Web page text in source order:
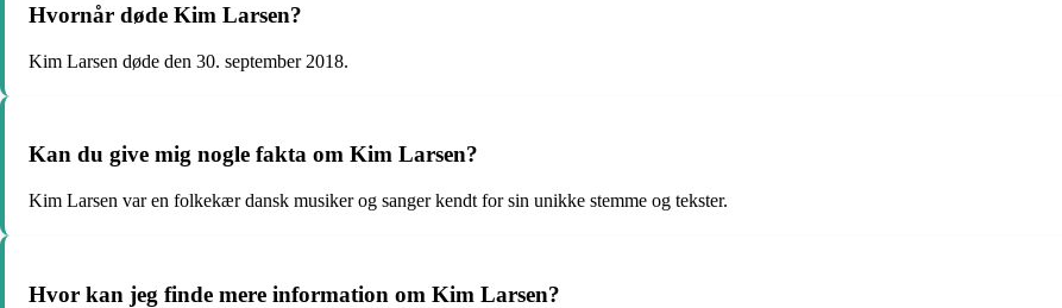
Hvornår døde Kim Larsen?
Kim Larsen døde den 30. september 2018.
Kan du give mig nogle fakta om Kim Larsen?
Kim Larsen var en folkekær dansk musiker og sanger kendt for sin unikke stemme og tekster.
Hvor kan jeg finde mere information om Kim Larsen?